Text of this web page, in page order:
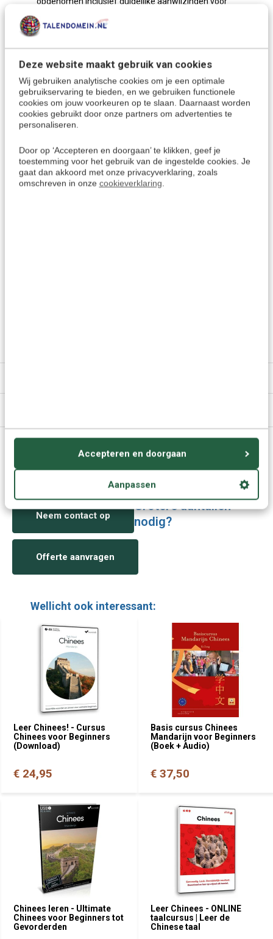
Deze website maakt gebruik van cookies
Wij gebruiken analytische cookies om je een optimale
gebruikservaring te bieden, en we gebruiken functionele
cookies om jouw voorkeuren op te slaan. Daarnaast worden
cookies gebruikt door onze partners om advertenties te
personaliseren.
Door op ‘Accepteren en doorgaan’ te klikken, geef je
toestemming voor het gebruik van de ingestelde cookies. Je
gaat dan akkoord met onze privacyverklaring, zoals
omschreven in onze cookieverklaring.
Accepteren en doorgaan
Aanpassen
Deze taalgids is een ideaal hulpmiddel bij het leren van de
Chineesom eigen zinnen te maken.
Ivm herdruk wordt deze eind maart 2024 weer verzonden
De Chinese taal
Met deze taalcursus leer je het "Chinees Mandarijn
standaard Chinees dat door maar liefst960 miljoen
mensen inChinawordt gesproken. Het is een tonale taal,
met slechts één grammaticale vorm, en deelt één
Vragen of advies nodig?
Neem contact op
Grotere aantallen
nodig?
Offerte aanvragen
Wellicht ook interessant:
Leer Chinees! - Cursus
Chinees voor Beginners
(Download)
€ 24,95
Basis cursus Chinees
Mandarijn voor Beginners
(Boek + Audio)
€ 37,50
Chinees leren - Ultimate
Chinees voor Beginners tot
Gevorderden
Leer Chinees - ONLINE
taalcursus | Leer de
Chinese taal